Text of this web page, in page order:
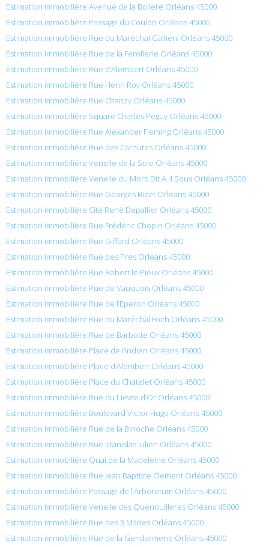
Estimation immobilière Avenue de la Boliere Orléans 45000
Estimation immobilière Passage du Coulon Orléans 45000
Estimation immobilière Rue du Maréchal Gallieni Orléans 45000
Estimation immobilière Rue de la Ferollerie Orléans 45000
Estimation immobilière Rue d’Alembert Orléans 45000
Estimation immobilière Rue Henri Roy Orléans 45000
Estimation immobilière Rue Chanzy Orléans 45000
Estimation immobilière Square Charles Peguy Orléans 45000
Estimation immobilière Rue Alexander Fleming Orléans 45000
Estimation immobilière Rue des Carnutes Orléans 45000
Estimation immobilière Venelle de la Soie Orléans 45000
Estimation immobilière Venelle du Mont Dit A 4 Sous Orléans 45000
Estimation immobilière Rue Georges Bizet Orléans 45000
Estimation immobilière Cité René Depallier Orléans 45000
Estimation immobilière Rue Frédéric Chopin Orléans 45000
Estimation immobilière Rue Giffard Orléans 45000
Estimation immobilière Rue des Pres Orléans 45000
Estimation immobilière Rue Robert le Pieux Orléans 45000
Estimation immobilière Rue de Vauquois Orléans 45000
Estimation immobilière Rue de l’Eperon Orléans 45000
Estimation immobilière Rue du Maréchal Foch Orléans 45000
Estimation immobilière Rue de Barbotte Orléans 45000
Estimation immobilière Place de l’Indien Orléans 45000
Estimation immobilière Place d’Alembert Orléans 45000
Estimation immobilière Place du Chatelet Orléans 45000
Estimation immobilière Rue du Lievre d’Or Orléans 45000
Estimation immobilière Boulevard Victor Hugo Orléans 45000
Estimation immobilière Rue de la Binoche Orléans 45000
Estimation immobilière Rue Stanislas Julien Orléans 45000
Estimation immobilière Quai de la Madeleine Orléans 45000
Estimation immobilière Rue Jean Baptiste Clement Orléans 45000
Estimation immobilière Passage de l’Arboretum Orléans 45000
Estimation immobilière Venelle des Quenouilleres Orléans 45000
Estimation immobilière Rue des 3 Maries Orléans 45000
Estimation immobilière Rue de la Gendarmerie Orléans 45000